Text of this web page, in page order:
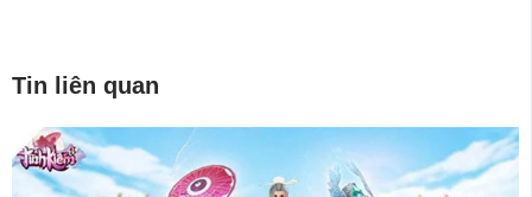
Tin liên quan